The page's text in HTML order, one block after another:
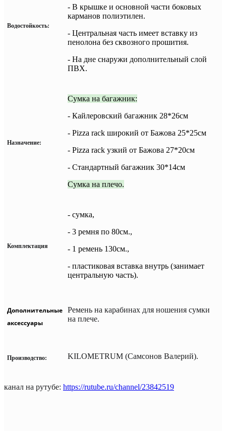
Водостойкость:
- В крышке и основной части боковых
карманов полиэтилен.
- Центральная часть имеет вставку из
пенолона без сквозного прошития.
- На дне снаружи дополнительный слой
ПВХ.
Назначение:
Сумка на багажник:
- Кайлеровский багажник 28*26см
- Pizza rack широкий от Бажова 25*25см
- Pizza rack узкий от Бажова 27*20см
- Стандартный багажник 30*14см
Сумка на плечо.
Комплектация
- сумка,
- 3 ремня по 80см.,
- 1 ремень 130см.,
- пластиковая вставка внутрь (занимает
центральную часть).
Дополнительные
аксессуары
Ремень на карабинах для ношения сумки
на плече.
Производство: KILOMETRUM (Самсонов Валерий).
канал на рутубе: https://rutube.ru/channel/23842519